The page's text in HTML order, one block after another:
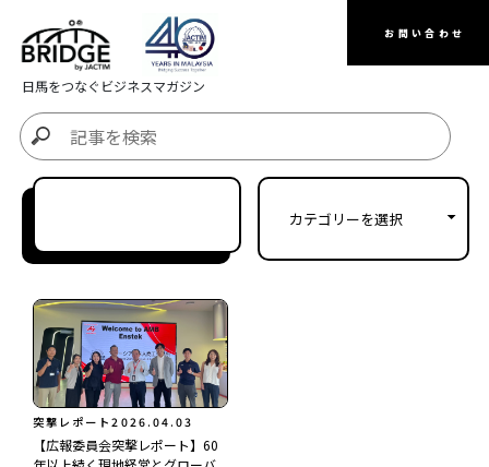
お問い合わせ
日馬をつなぐビジネスマガジン
突撃レポート2026.04.03
【広報委員会突撃レポート】60